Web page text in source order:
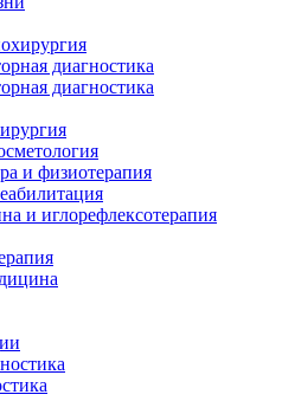
диагностика
диагностика
и физиотерапия
и иглорефлексотерапия